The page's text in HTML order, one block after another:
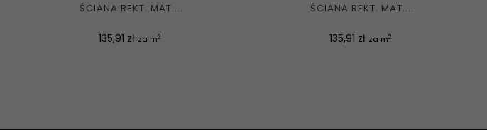
ŚCIANA REKT. MAT....
Cena
135,91 zł za m2
ŚCIANA REKT. MAT....
Cena
135,91 zł za m2